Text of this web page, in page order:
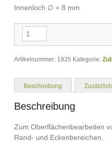
Innenloch ∅ = 8 mm
Schleifscheiben
für
Randschleifer
Artikelnummer: 1935 Kategorie:
Beschreibung
Beschreibung
Zum Oberflächenbearbeiten
Rand- und Eckenbereichen.